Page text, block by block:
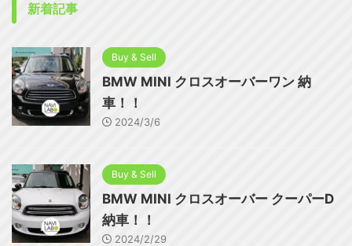
新着記事
Buy & Sell
BMW MINI クロスオーバーワン 納
車！！
2024/3/6
Buy & Sell
BMW MINI クロスオーバー クーパーD
納車！！
2024/2/29